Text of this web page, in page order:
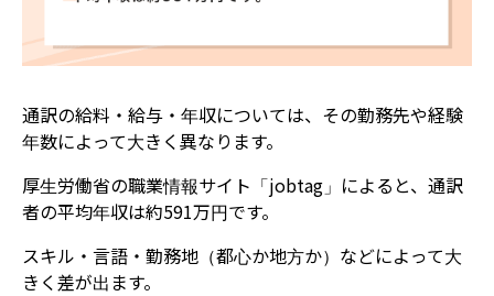
通訳の給料・給与・年収については、その勤務先や経験
年数によって大きく異なります。
厚生労働省の職業情報サイト「jobtag」によると、通訳
者の平均年収は約591万円です。
スキル・言語・勤務地（都心か地方か）などによって大
きく差が出ます。